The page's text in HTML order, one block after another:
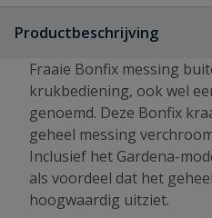
Productbeschrijving
Fraaie Bonfix messing
krukbediening, ook wel
genoemd. Deze Bonfix
geheel messing
Inclusief het Gardena-
als voordeel dat het
hoogwaardig uitziet.